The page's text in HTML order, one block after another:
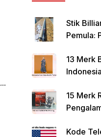
Stik
Pemula:
13 Merk
15 Merk
Kode